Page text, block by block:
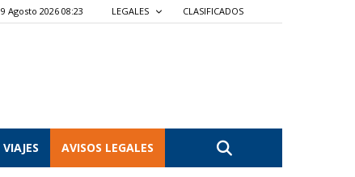
9 Agosto 2026 08:23 LEGALES CLASIFICADOS
VIAJES AVISOS LEGALES